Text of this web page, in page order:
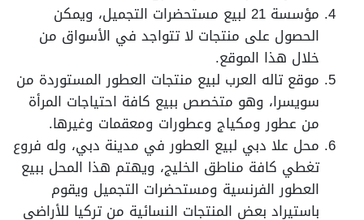
مؤسسة 21 لبيع مستحضرات التجميل، ويمكن
الحصول على منتجات لا تتواجد في الأسواق من
خلال هذا الموقع.
موقع تاله العرب لبيع منتجات العطور المستوردة من
سويسرا، وهو متخصص ببيع كافة احتياجات المرأة
من عطور ومكياج وعطورات ومعقمات وغيرها.
محل علا دبي لبيع العطور في مدينة دبي، وله فروع
تغطي كافة مناطق الخليج، ويهتم هذا المحل ببيع
العطور الفرنسية ومستحضرات التجميل ويقوم
باستيراد بعض المنتجات النسائية من تركيا للأراضي